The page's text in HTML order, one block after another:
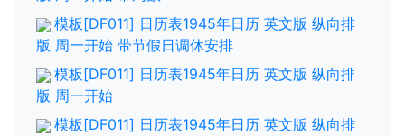
模板[DF011] 日历表1945年日历 英文版 纵向排
版 周一开始 带节假日调休安排
模板[DF011] 日历表1945年日历 英文版 纵向排
版 周一开始
模板[DF011] 日历表1945年日历 英文版 纵向排